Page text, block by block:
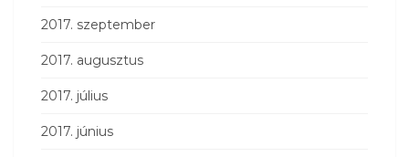
2017. szeptember
2017. augusztus
2017. július
2017. június